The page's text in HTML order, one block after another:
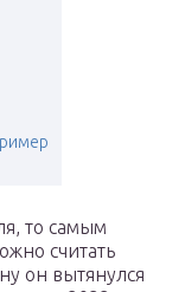
то самым
считать
он вытянулся